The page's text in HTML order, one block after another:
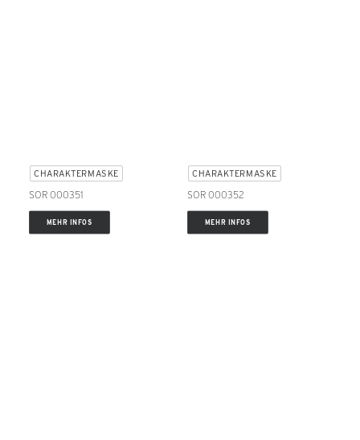
CHARAKTERMASKE
SOR 000351
MEHR INFOS
CHARAKTERMASKE
SOR 000352
MEHR INFOS